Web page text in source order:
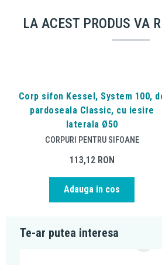
LA ACEST PRODUS VA
Corp sifon Kessel, System 100,
pardoseala Classic, cu iesire
laterala Ø50
CORPURI PENTRU SIFOANE
113,12 RON
Adauga in cos
Te-ar putea interesa